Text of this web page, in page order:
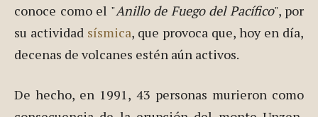
decenas de vuelos interiores se han suspendido.
Lasislasde Japón forman parte de lo que se
su actividadsísmica , que provoca que, hoy en día,